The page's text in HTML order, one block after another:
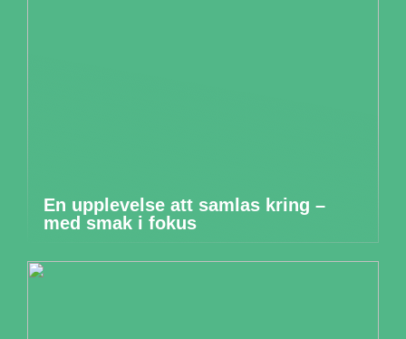
En upplevelse att samlas kring –
med smak i fokus